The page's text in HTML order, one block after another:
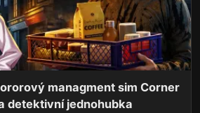
managment sim Corner
detektivní jednohubka